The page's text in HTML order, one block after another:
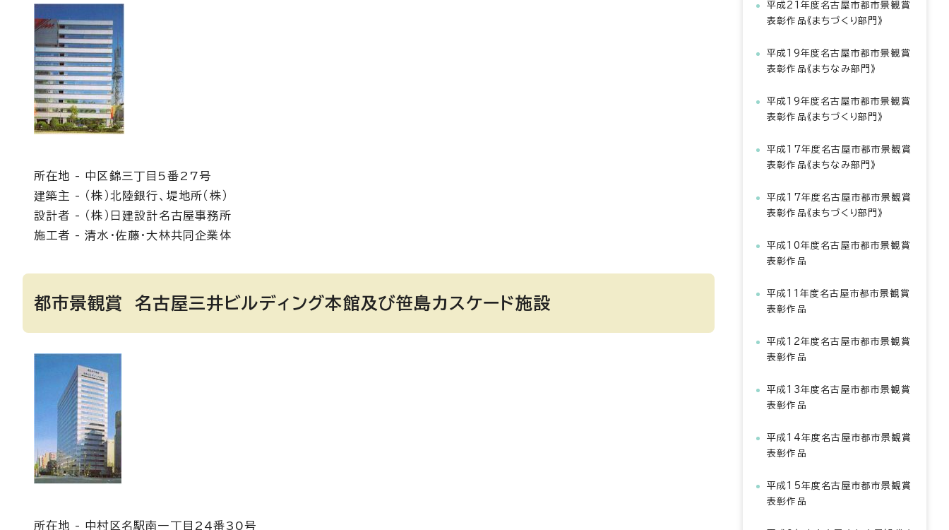
所在地 - 中区錦三丁目5番27号
建築主 - （株）北陸銀行、堤地所（株）
設計者 - （株）日建設計名古屋事務所
施工者 - 清水・佐藤・大林共同企業体
都市景観賞 名古屋三井ビルディング本館及び笹島カスケード施設
所在地 - 中村区名駅南一丁目24番30号
平成21年度名古屋市都市景観賞
表彰作品《まちづくり部門》
平成19年度名古屋市都市景観賞
表彰作品《まちなみ部門》
平成19年度名古屋市都市景観賞
表彰作品《まちづくり部門》
平成17年度名古屋市都市景観賞
表彰作品《まちなみ部門》
平成17年度名古屋市都市景観賞
表彰作品《まちづくり部門》
平成10年度名古屋市都市景観賞
表彰作品
平成11年度名古屋市都市景観賞
表彰作品
平成12年度名古屋市都市景観賞
表彰作品
平成13年度名古屋市都市景観賞
表彰作品
平成14年度名古屋市都市景観賞
表彰作品
平成15年度名古屋市都市景観賞
表彰作品